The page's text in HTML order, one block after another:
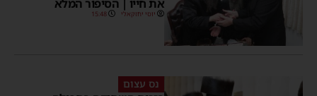
את חייו | הסיפור המלא
יוסי יחזקאלי 15:48
נס עצום